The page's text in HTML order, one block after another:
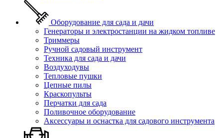
Оборудование для сада и дачи
Генераторы и электростанции на жидком топливе
Триммеры
Ручной садовый инструмент
Техника для сада и дачи
Воздуходувы
Тепловые пушки
Цепные пилы
Краскопульты
Перчатки для сада
Поливочное оборудование
Аксессуары и оснастка для садового инструмента